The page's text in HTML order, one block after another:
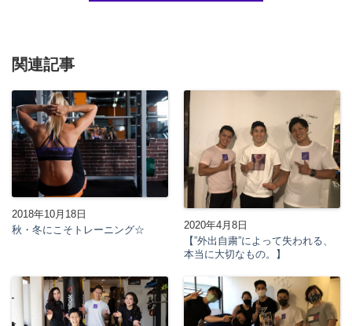
関連記事
2018年10月18日
秋・冬にこそトレーニング☆
2020年4月8日
【”外出自粛”によって失われる、
本当に大切なもの。】